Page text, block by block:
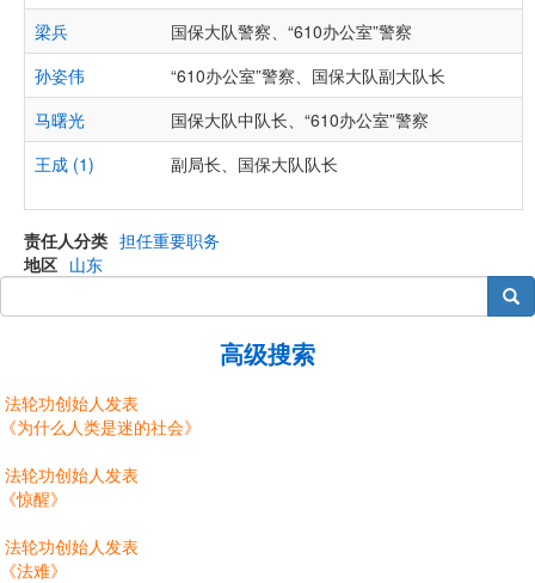
梁兵
国保大队警察、“610办公室”警察
孙姿伟
“610办公室”警察、国保大队副大队长
马曙光
国保大队中队长、“610办公室”警察
王成 (1)
副局长、国保大队队长
责任人分类 担任重要职务
地区 山东
搜索
高级搜索
法轮功创始人发表
《为什么人类是迷的社会》
法轮功创始人发表
《惊醒》
法轮功创始人发表
《法难》